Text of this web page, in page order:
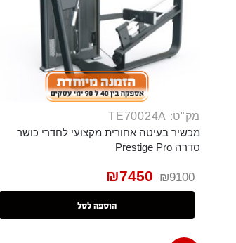
מק"ט: TE70024A
מכשיר בעיטה אחורית מקצועי לחדרי כושר
סדרה Prestige Pro
₪9100
₪7450
הוספה לסל